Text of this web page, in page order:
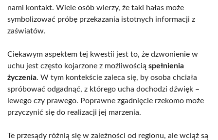
nami kontakt. Wiele osób wierzy, że taki hałas może
symbolizować próbę przekazania istotnych informacji z
zaświatów.
Ciekawym aspektem tej kwestii jest to, że dzwonienie w
uchu jest często kojarzone z możliwością spełnienia
życzenia. W tym kontekście zaleca się, by osoba chciała
spróbować odgadnąć, z którego ucha dochodzi dźwięk –
lewego czy prawego. Poprawne zgadnięcie rzekomo może
przyczynić się do realizacji jej marzenia.
Te przesądy różnią się w zależności od regionu, ale wciąż są